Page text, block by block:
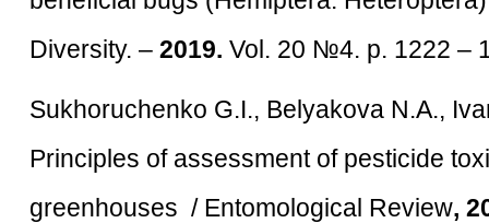
Diversity. – 2019. Vol. 20 №4. p. 1222 –
Sukhoruchenko G.I., Belyakova N.A.,
Principles of assessment of pesticide
greenhouses / Entomological Review,